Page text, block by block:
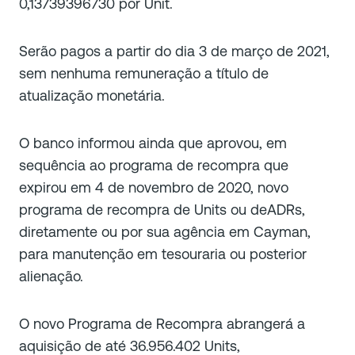
0,13739396730 por Unit.
Serão pagos a partir do dia 3 de março de 2021,
sem nenhuma remuneração a título de
atualização monetária.
O banco informou ainda que aprovou, em
sequência ao programa de recompra que
expirou em 4 de novembro de 2020, novo
programa de recompra de Units ou deADRs,
diretamente ou por sua agência em Cayman,
para manutenção em tesouraria ou posterior
alienação.
O novo Programa de Recompra abrangerá a
aquisição de até 36.956.402 Units,